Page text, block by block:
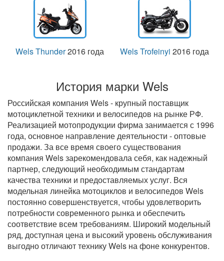
Wels Thunder2016 года Wels Trofeinyi 2016 года
История марки Wels
Российская компания Wels - крупный поставщик
мотоциклетной техники и велосипедов на рынке РФ.
Реализацией мотопродукции фирма занимается с 1996
года, основное направление деятельности - оптовые
продажи. За все время своего существования
компания Wels зарекомендовала себя, как надежный
партнер, следующий необходимым стандартам
качества техники и предоставляемых услуг. Вся
модельная линейка мотоциклов и велосипедов Wels
постоянно совершенствуется, чтобы удовлетворить
потребности современного рынка и обеспечить
соответствие всем требованиям. Широкий модельный
ряд, доступная цена и высокий уровень обслуживания
выгодно отличают технику Wels на фоне конкурентов.